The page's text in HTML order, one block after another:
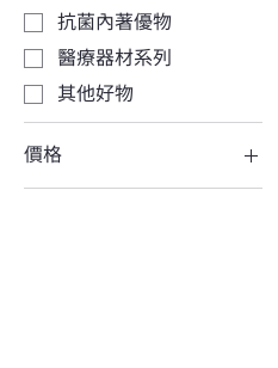
抗菌內著優物
醫療器材系列
其他好物
價格